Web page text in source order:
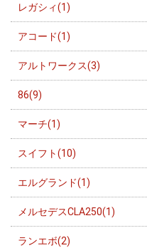
レガシィ(1)
アコード(1)
アルトワークス(3)
86(9)
マーチ(1)
スイフト(10)
エルグランド(1)
メルセデスCLA250(1)
ランエボ(2)